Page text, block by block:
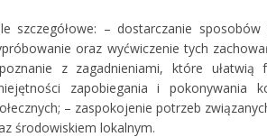
szczegółowe: – dostarczanie
oraz wyćwiczenie tych
z zagadnieniami, które
zapobiegania i pokonywania
– zaspokojenie potrzeb
środowiskiem lokalnym.